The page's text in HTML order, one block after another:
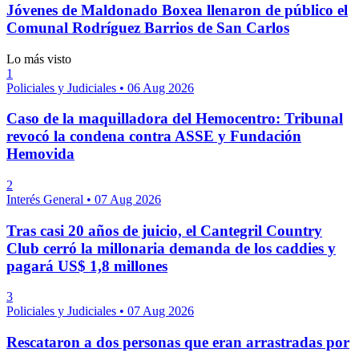
Jóvenes de Maldonado Boxea llenaron de público el
Comunal Rodríguez Barrios de San Carlos
Lo más visto
1
Policiales y Judiciales • 06 Aug 2026
Caso de la maquilladora del Hemocentro: Tribunal
revocó la condena contra ASSE y Fundación
Hemovida
2
Interés General • 07 Aug 2026
Tras casi 20 años de juicio, el Cantegril Country
Club cerró la millonaria demanda de los caddies y
pagará US$ 1,8 millones
3
Policiales y Judiciales • 07 Aug 2026
Rescataron a dos personas que eran arrastradas por